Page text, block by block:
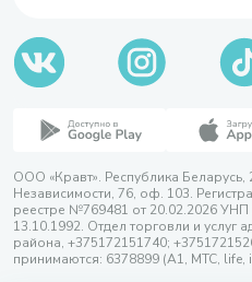
ООО «Кравт». Республика Беларусь,
Независимости, 76, оф. 103.
реестре №769481 от 20.02.2026
13.10.1992. Отдел торговли и услуг
района, +375172151740;
принимаются: 6378899 (А1, МТС, life,